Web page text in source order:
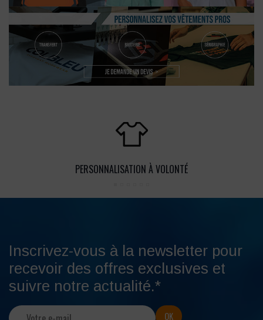
PERSONNALISATION À VOLONTÉ
Inscrivez-vous à la newsletter pour
recevoir des offres exclusives et
suivre notre actualité.*